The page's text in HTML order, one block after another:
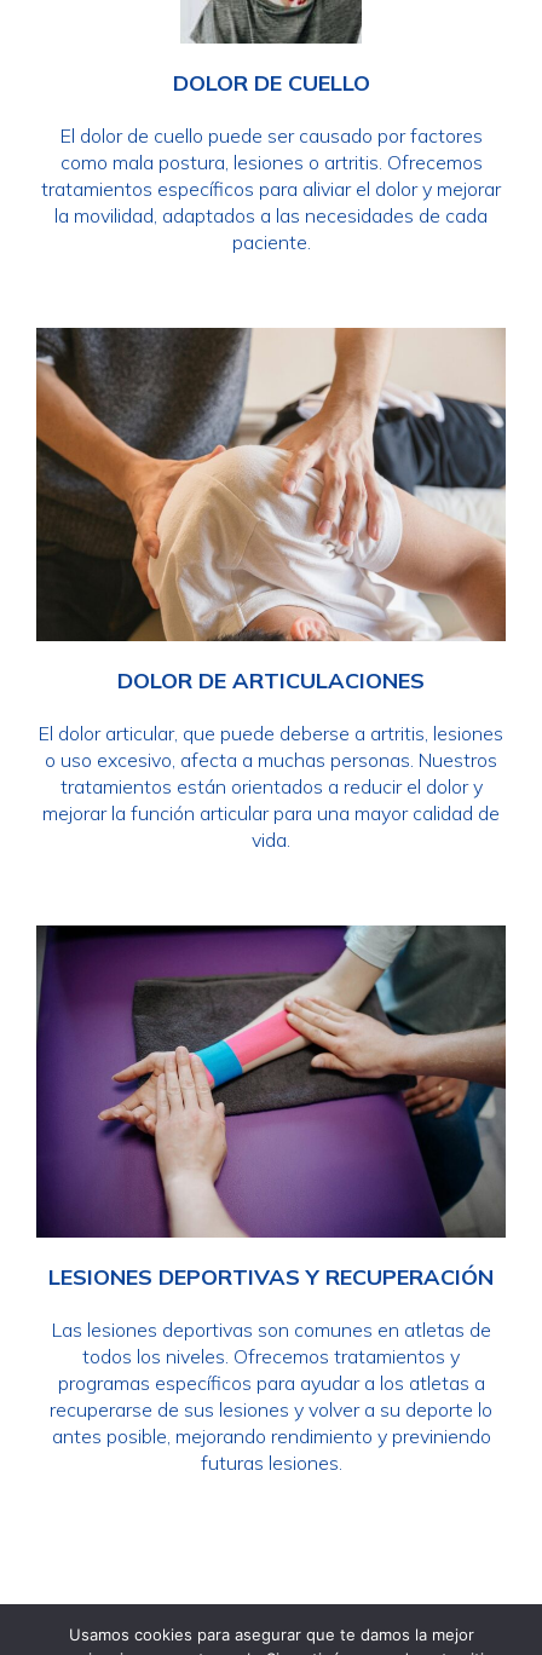
DOLOR DE CUELLO
El dolor de cuello puede ser causado por factores
como mala postura, lesiones o artritis. Ofrecemos
tratamientos específicos para aliviar el dolor y mejorar
la movilidad, adaptados a las necesidades de cada
paciente.
DOLOR DE ARTICULACIONES
El dolor articular, que puede deberse a artritis, lesiones
o uso excesivo, afecta a muchas personas. Nuestros
tratamientos están orientados a reducir el dolor y
mejorar la función articular para una mayor calidad de
vida.
LESIONES DEPORTIVAS Y RECUPERACIÓN
Las lesiones deportivas son comunes en atletas de
todos los niveles. Ofrecemos tratamientos y
programas específicos para ayudar a los atletas a
recuperarse de sus lesiones y volver a su deporte lo
antes posible, mejorando rendimiento y previniendo
futuras lesiones.
Creado por illoQue! Comunicación
Usamos cookies para asegurar que te damos la mejor